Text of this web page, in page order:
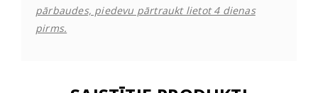
pārbaudes, piedevu pārtraukt lietot 4 dienas
pirms.